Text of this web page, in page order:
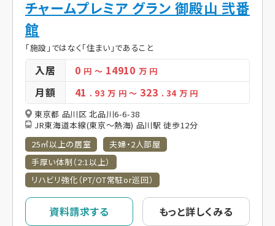
チャームプレミア グラン 御殿山 弐番
館
「施設」ではなく「住まい」であること
入居 0 円 ～ 14910 万 円
月額 41 . 93万 円 ～ 323 . 34 万 円
東京都 品川区 北品川6-6-38
JR東海道本線(東京～熱海) 品川駅 徒歩12分
25㎡以上の居室
夫婦・2人部屋
手厚い体制（2:1以上）
リハビリ強化（PT/OT常駐or巡回）
資料請求する もっと詳しくみる